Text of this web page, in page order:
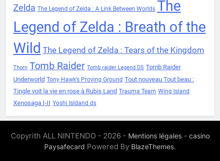
Zelda The Legend of Zelda : A Link Between Worlds The
Legend of Zelda : Breath of the
Wild The Legend of Zelda : Tears of the Kingdom
Thorn Tomb Raider Tomb raider Legend DS Tomb Raider
Underworld Tony Hawk’s Proving Ground Tout nouveau Tout beau :
Tingle voit la vie en rose à Rubis Land Trauma Team Wing Island
Xenosaga I-II Yoshi Isldand ds
Copyrith ALL NINTENDO - 2026 - Mentions légales- casino
Paysafecard Powered By BlazeThemes.